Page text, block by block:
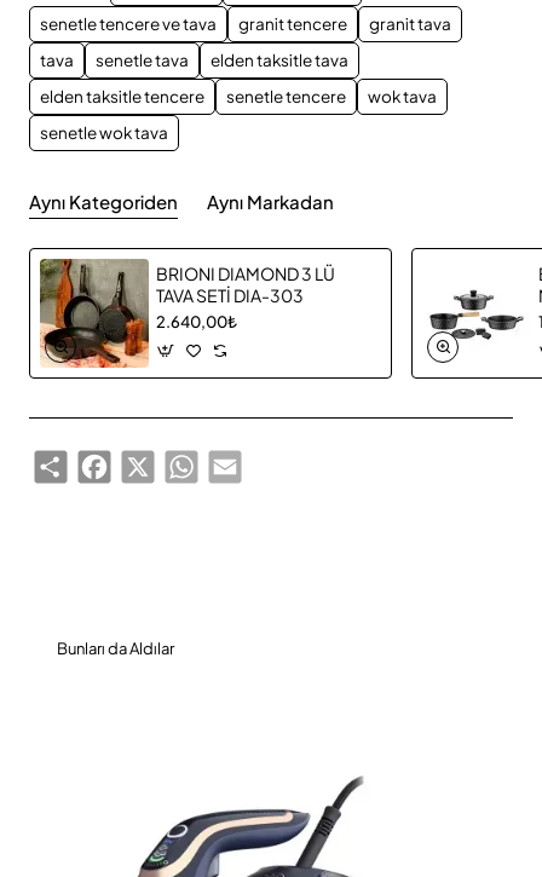
senetle tencere ve tava granit tencere
granit tava
tava
senetle tava
elden taksitle tava
elden taksitle tencere
senetle tencere
wok tava
senetle wok tava
Aynı Kategoriden Aynı Markadan
BRIONI DIAMOND 3 LÜ
TAVA SETİ DIA-303
2.640,00₺
ShareFacebook
X WhatsApp
Email
Bunları da Aldılar